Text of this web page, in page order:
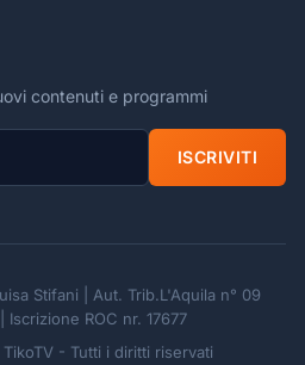
contenuti e programmi
ISCRIVITI
Stifani | Aut. Trib.L'Aquila n° 09
Iscrizione ROC nr. 17677
- Tutti i diritti riservati